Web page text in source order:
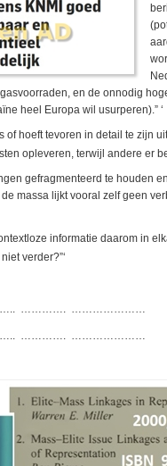
en de onnodig
heel Europa wil usurperen).” ‘
of hoeft tevoren in detail te zijn
opleveren, terwijl andere er
gefragmenteerd te houden
massa lijkt vooral zelf geen
informatie daarom in
verder?”‘
…………. …………………
…………. …………………